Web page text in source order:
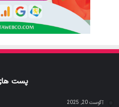
پست
آگوست 20, 2025